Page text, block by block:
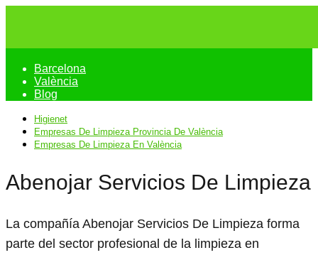
Barcelona
València
Blog
Higienet
Empresas De Limpieza Provincia De València
Empresas De Limpieza En València
Abenojar Servicios De Limpieza
La compañía Abenojar Servicios De Limpieza forma
parte del sector profesional de la limpieza en